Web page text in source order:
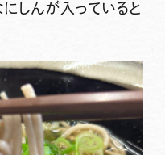
しんが入っていると